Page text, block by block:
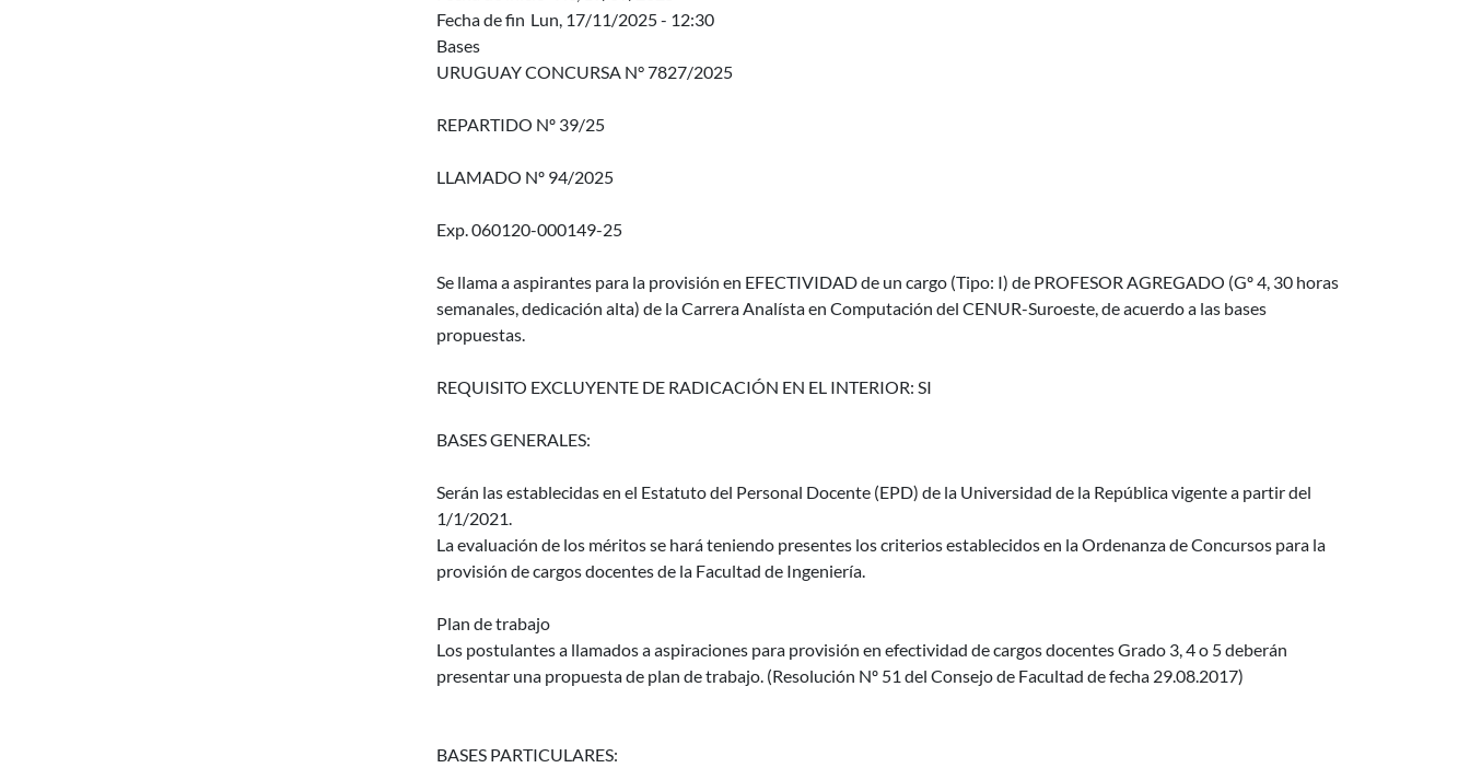
Fecha de fin Lun, 17/11/2025 - 12:30
Bases
URUGUAY CONCURSA N° 7827/2025
REPARTIDO Nº 39/25
LLAMADO Nº 94/2025
Exp. 060120-000149-25
Se llama a aspirantes para la provisión en EFECTIVIDAD de un cargo (Tipo: I) de PROFESOR AGREGADO (Gº 4, 30 horas
semanales, dedicación alta) de la Carrera Analísta en Computación del CENUR-Suroeste, de acuerdo a las bases
propuestas.
REQUISITO EXCLUYENTE DE RADICACIÓN EN EL INTERIOR: SI
BASES GENERALES:
Serán las establecidas en el Estatuto del Personal Docente (EPD) de la Universidad de la República vigente a partir del
1/1/2021.
La evaluación de los méritos se hará teniendo presentes los criterios establecidos en la Ordenanza de Concursos para la
provisión de cargos docentes de la Facultad de Ingeniería.
Plan de trabajo
Los postulantes a llamados a aspiraciones para provisión en efectividad de cargos docentes Grado 3, 4 o 5 deberán
presentar una propuesta de plan de trabajo. (Resolución Nº 51 del Consejo de Facultad de fecha 29.08.2017)
BASES PARTICULARES: